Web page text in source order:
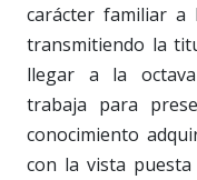
carácter familiar
transmitiendo la
llegar a la
trabaja para
conocimiento
con la vista